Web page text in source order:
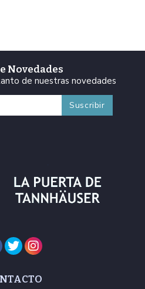
Novedades
de nuestras novedades